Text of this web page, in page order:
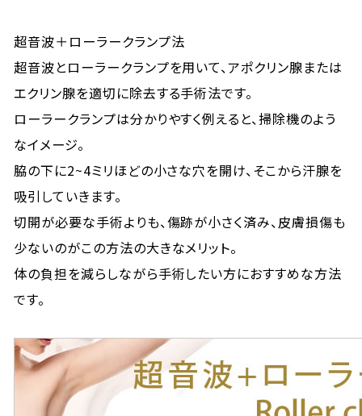
超音波＋ローラークランプ法
超音波とローラークランプを用いて、アポクリン腺または
エクリン腺を適切に除去する手術法です。
ローラークランプは分かりやすく例えると、掃除機のよう
なイメージ。
脇の下に2~4ミリほどの小さな穴を開け、そこから汗腺を
吸引していきます。
切開が必要な手術よりも、傷跡が小さく済み、皮膚損傷も
少ないのがこの方法の大きなメリット。
体の負担を減らしながら手術したい方におすすめな方法
です。